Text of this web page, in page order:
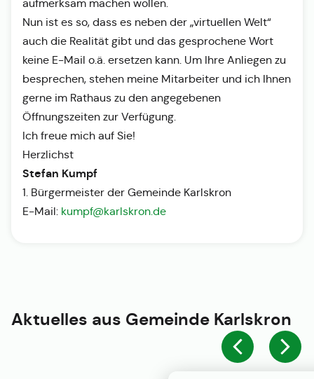
aufmerksam machen wollen.
Nun ist es so, dass es neben der „virtuellen Welt“
auch die Realität gibt und das gesprochene Wort
keine E-Mail o.ä. ersetzen kann. Um Ihre Anliegen zu
besprechen, stehen meine Mitarbeiter und ich Ihnen
gerne im Rathaus zu den angegebenen
Öffnungszeiten zur Verfügung.
Ich freue mich auf Sie!
Herzlichst
Stefan Kumpf
1. Bürgermeister der Gemeinde Karlskron
E-Mail: kumpf@karlskron.de
Aktuelles aus Gemeinde Karlskron